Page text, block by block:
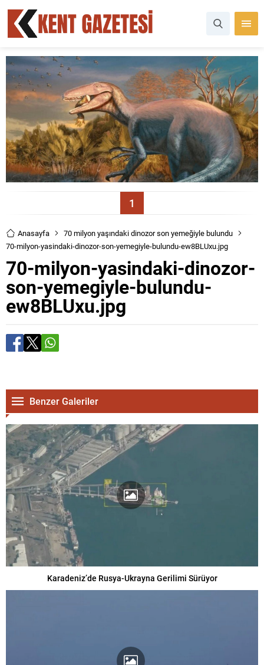
1
Anasayfa
70 milyon yaşındaki dinozor son yemeğiyle bulundu
70-milyon-yasindaki-dinozor-son-yemegiyle-bulundu-ew8BLUxu.jpg
70-milyon-yasindaki-dinozor-
son-yemegiyle-bulundu-
ew8BLUxu.jpg
Benzer Galeriler
Karadeniz’de Rusya-Ukrayna Gerilimi Sürüyor